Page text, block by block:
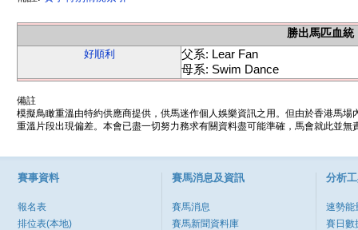
勝出馬匹血統
好順利
父系: Lear Fan
母系: Swim Dance
備註
模擬鳥瞰重溫由特約供應商提供，供馬迷作個人娛樂資訊之用。但由於香港馬
重溫片段出現偏差。本會已盡一切努力務求有關資料盡可能準確，馬會就此並
賽事資料
報名表
排位表(本地)
賽馬消息及資訊
賽馬消息
賽馬新聞資料庫
分析
速勢能
賽日數